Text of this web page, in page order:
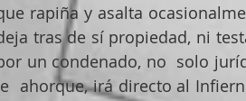
rapiña y asalta
tras de sí propiedad, ni
un condenado, no  solo
ahorque, irá directo al